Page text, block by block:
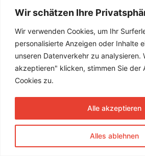
Wir schätzen Ihre
Wir verwenden Cookies, um Ihr
personalisierte Anzeigen oder Inhalte
unseren Datenverkehr zu analysieren.
akzeptieren" klicken, stimmen Sie der
Cookies zu.
Alles ablehnen
Alle akzeptieren